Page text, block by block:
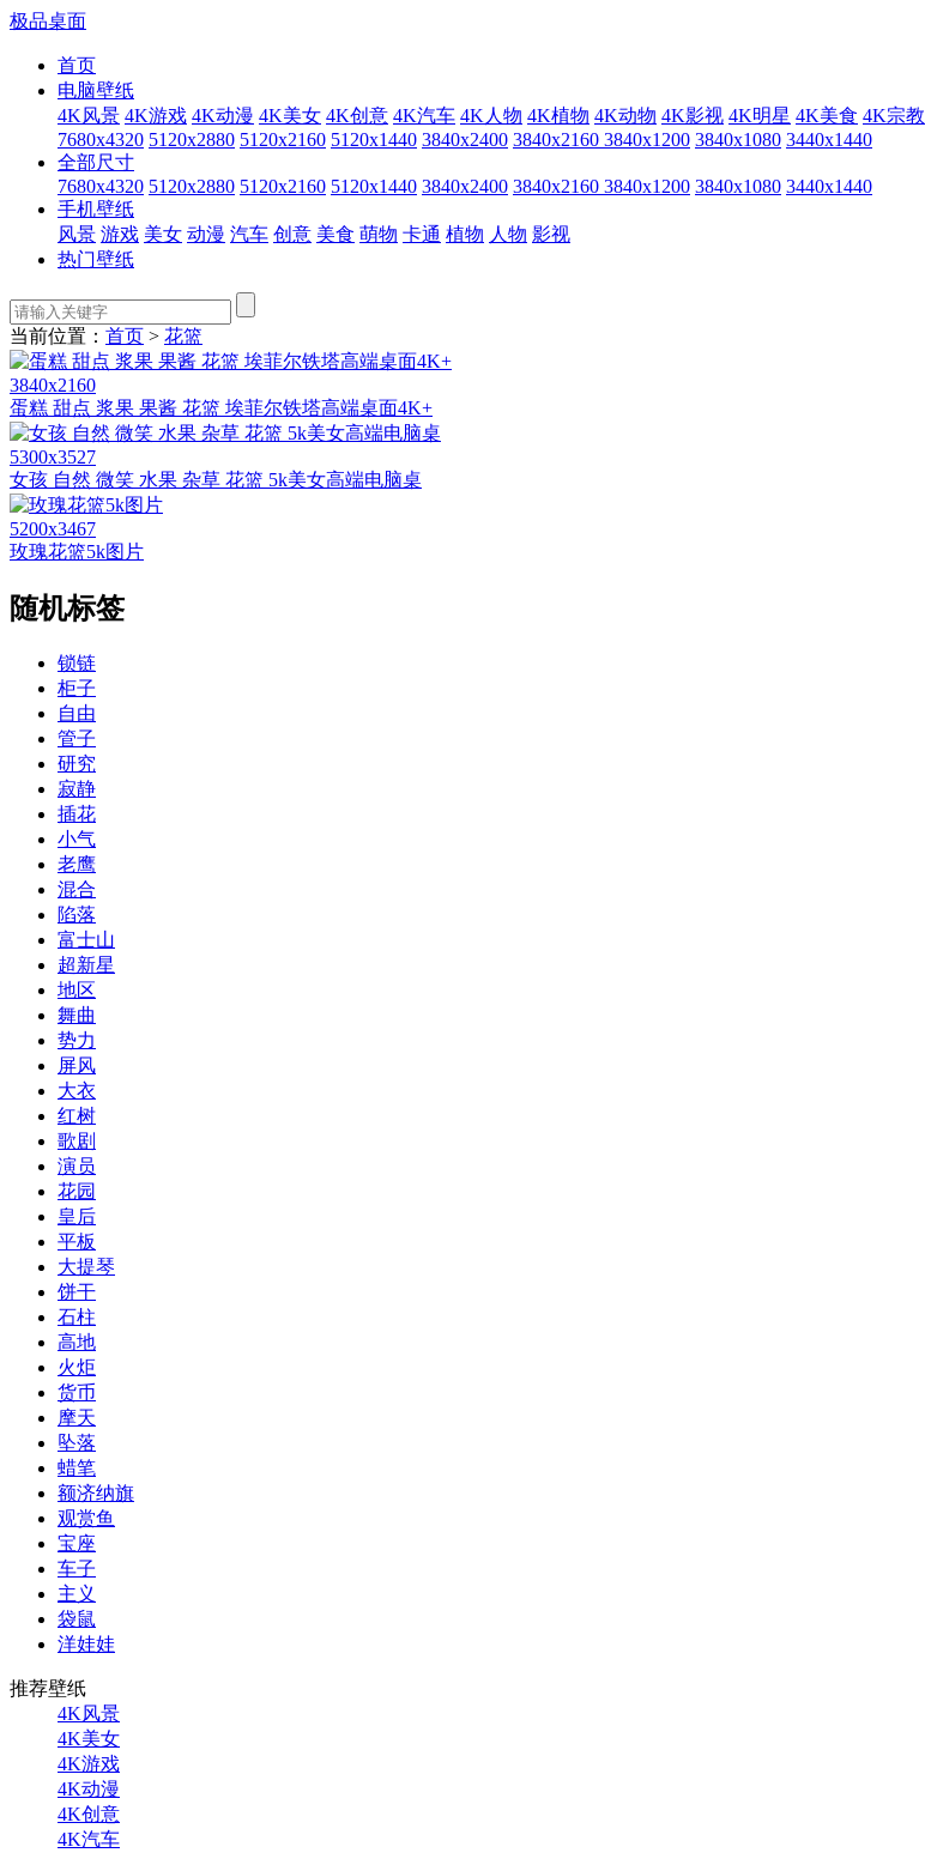
极品桌面
首页
电脑壁纸
4K风景 4K游戏 4K动漫 4K美女 4K创意 4K汽车 4K人物 4K植物 4K动物 4K影视 4K明星 4K美食 4K宗教
7680x4320 5120x2880 5120x2160 5120x1440 3840x2400 3840x2160 3840x1200 3840x1080 3440x1440
全部尺寸
7680x4320 5120x2880 5120x2160 5120x1440 3840x2400 3840x2160 3840x1200 3840x1080 3440x1440
手机壁纸
风景 游戏 美女 动漫 汽车 创意 美食 萌物 卡通 植物 人物 影视
热门壁纸
当前位置： 首页 > 花篮
3840x2160
蛋糕 甜点 浆果 果酱 花篮 埃菲尔铁塔高端桌面4K+
5300x3527
女孩 自然 微笑 水果 杂草 花篮 5k美女高端电脑桌
5200x3467
玫瑰花篮5k图片
随机标签
锁链
柜子
自由
管子
研究
寂静
插花
小气
老鹰
混合
陷落
富士山
超新星
地区
舞曲
势力
屏风
大衣
红树
歌剧
演员
花园
皇后
平板
大提琴
饼干
石柱
高地
火炬
货币
摩天
坠落
蜡笔
额济纳旗
观赏鱼
宝座
车子
主义
袋鼠
洋娃娃
推荐壁纸
4K风景
4K美女
4K游戏
4K动漫
4K创意
4K汽车